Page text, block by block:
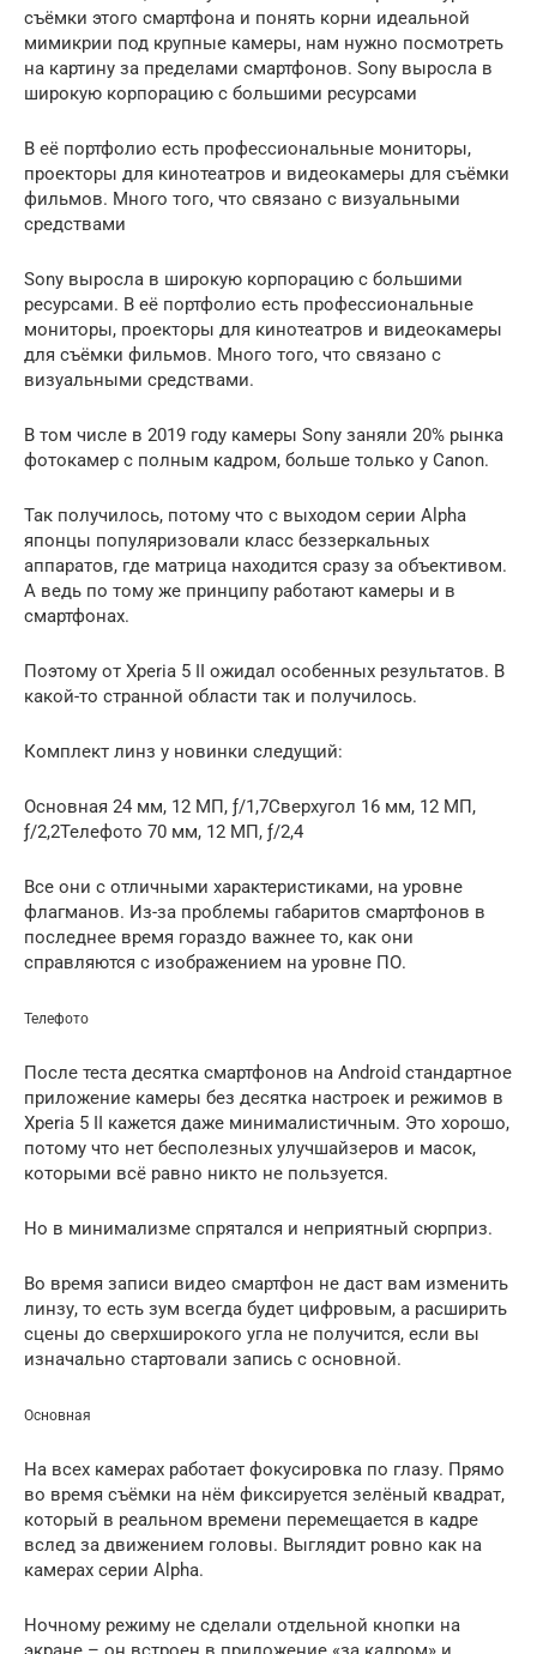
съёмки этого смартфона и понять корни идеальной
мимикрии под крупные камеры, нам нужно посмотреть
на картину за пределами смартфонов. Sony выросла в
широкую корпорацию с большими ресурсами
В её портфолио есть профессиональные мониторы,
проекторы для кинотеатров и видеокамеры для съёмки
фильмов. Много того, что связано с визуальными
средствами
Sony выросла в широкую корпорацию с большими
ресурсами. В её портфолио есть профессиональные
мониторы, проекторы для кинотеатров и видеокамеры
для съёмки фильмов. Много того, что связано с
визуальными средствами.
В том числе в 2019 году камеры Sony заняли 20% рынка
фотокамер с полным кадром, больше только у Canon.
Так получилось, потому что с выходом серии Alpha
японцы популяризовали класс беззеркальных
аппаратов, где матрица находится сразу за объективом.
А ведь по тому же принципу работают камеры и в
смартфонах.
Поэтому от Xperia 5 II ожидал особенных результатов. В
какой-то странной области так и получилось.
Комплект линз у новинки следущий:
Основная 24 мм, 12 МП, ƒ/1,7Сверхугол 16 мм, 12 МП,
ƒ/2,2Телефото 70 мм, 12 МП, ƒ/2,4
Все они с отличными характеристиками, на уровне
флагманов. Из-за проблемы габаритов смартфонов в
последнее время гораздо важнее то, как они
справляются с изображением на уровне ПО.
Телефото
После теста десятка смартфонов на Android стандартное
приложение камеры без десятка настроек и режимов в
Xperia 5 II кажется даже минималистичным. Это хорошо,
потому что нет бесполезных улучшайзеров и масок,
которыми всё равно никто не пользуется.
Но в минимализме спрятался и неприятный сюрприз.
Во время записи видео смартфон не даст вам изменить
линзу, то есть зум всегда будет цифровым, а расширить
сцены до сверхширокого угла не получится, если вы
изначально стартовали запись с основной.
Основная
На всех камерах работает фокусировка по глазу. Прямо
во время съёмки на нём фиксируется зелёный квадрат,
который в реальном времени перемещается в кадре
вслед за движением головы. Выглядит ровно как на
камерах серии Alpha.
Ночному режиму не сделали отдельной кнопки на